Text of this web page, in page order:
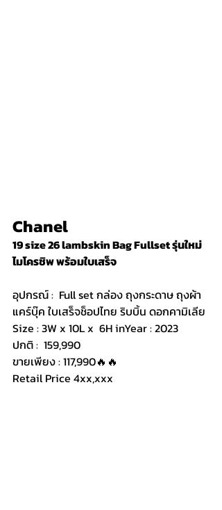
Chanel
19 size 26 lambskin Bag Fullset รุ่นใหม่
ไมโครชิพ พร้อมใบเสร็จ
อุปกรณ์ :  Full set กล่อง ถุงกระดาษ ถุงผ้า
แคร์บุ๊ค ใบเสร็จช็อปไทย ริบบิ้น ดอกคามิเลีย
Size : 3W x 10L x  6H inYear : 2023
ปกติ :  159,990
ขายเพียง : 117,990🔥🔥
Retail Price 4xx,xxx